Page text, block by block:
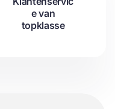
e van
topklasse